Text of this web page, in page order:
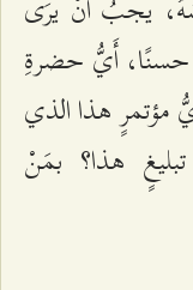
حسنًا، أَيُّ حضرةِ
مؤتمرٍ هذا الذي
هذا؟ بمَنْ